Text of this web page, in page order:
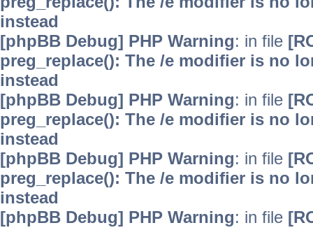
instead
[phpBB Debug] PHP Warning: in file
preg_replace(): The /e modifier is no
instead
[phpBB Debug] PHP Warning: in file
preg_replace(): The /e modifier is no
instead
[phpBB Debug] PHP Warning: in file
preg_replace(): The /e modifier is no
instead
[phpBB Debug] PHP Warning: in file